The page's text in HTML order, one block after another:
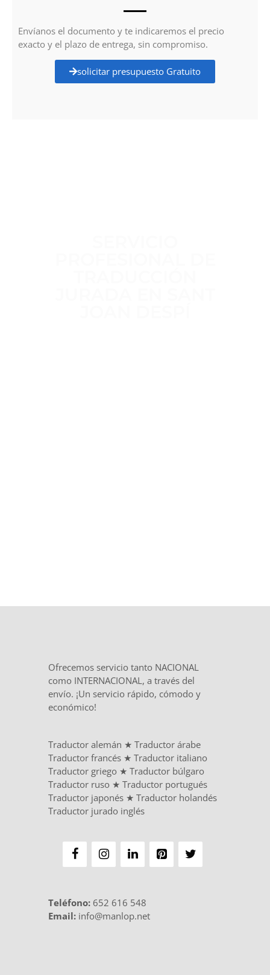
Envíanos el documento y te indicaremos el precio
exacto y el plazo de entrega, sin compromiso.
solicitar presupuesto Gratuito
Ofrecemos servicio tanto NACIONAL
como INTERNACIONAL, a través del
envío. ¡Un servicio rápido, cómodo y
económico!
Traductor alemán ★ Traductor árabe
Traductor francés ★ Traductor italiano
Traductor griego ★ Traductor búlgaro
Traductor ruso ★ Traductor portugués
Traductor japonés ★ Traductor holandés
Traductor jurado inglés
Teléfono: 652 616 548
Email: info@manlop.net